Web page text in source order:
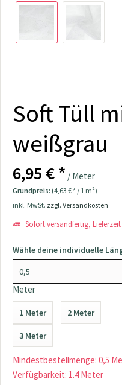
Soft Tüll
weißgrau
6,95 € * / Meter
Grundpreis: (4,63 € * / 1 m²)
inkl. MwSt. zzgl. Versandkosten
Sofort versandfertig,
Wähle deine individuelle
Meter
1 Meter 2 Meter
3 Meter
Mindestbestellmenge: 0,5
Verfügbarkeit: 1.4 Meter